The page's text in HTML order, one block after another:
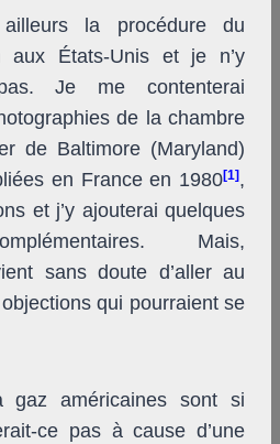
la procédure du
aux États-Unis et je n’y
Je me contenterai
de la chambre
de Baltimore (Maryland)
en France en 1980[1] ,
et j’y ajouterai quelques
Mais,
sans doute d’aller au
qui pourraient se
gaz américaines sont si
ce pas à cause d’une